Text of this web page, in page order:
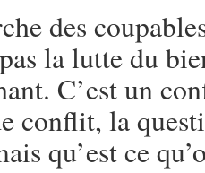
des
la lutte du
C’est un
conflit, la
qu’est ce